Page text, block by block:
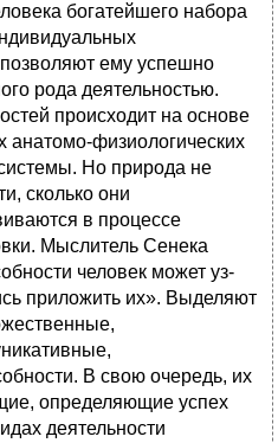
богатейшего набора
ему успешно
рода деятельностью.
происходит на основе
физиологических
Но природа не
сколько они
в процессе
Мыслитель Сенека
человек может уз­
приложить их». Выделяют
В свою очередь, их
определяющие успех
деятельности